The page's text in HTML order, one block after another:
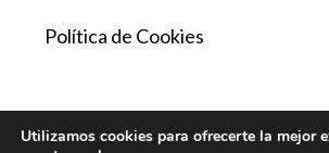
Política de Cookies
Utilizamos cookies para ofrecerte la mejor